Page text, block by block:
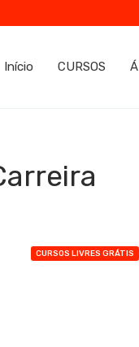
Início CURSOS
CURSOS LIVRES GRÁTIS